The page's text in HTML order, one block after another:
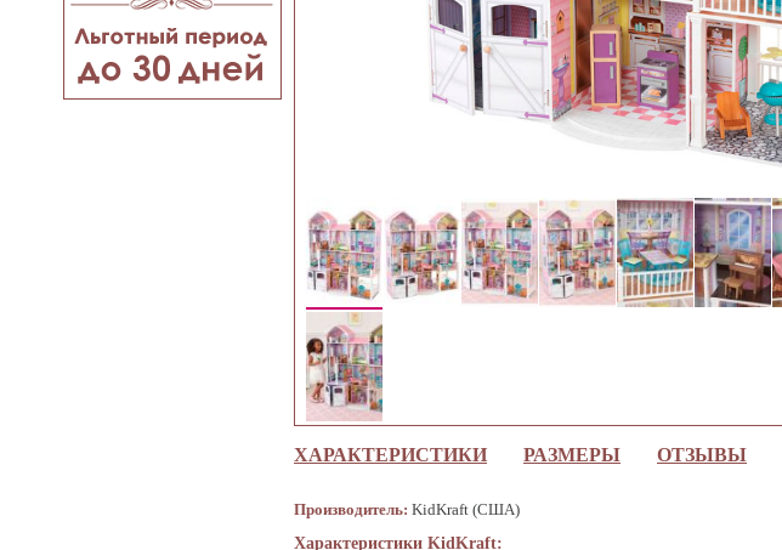
ХАРАКТЕРИСТИКИ РАЗМЕРЫ ОТЗЫВЫ
Производитель: KidKraft (США)
Характеристики KidKraft: